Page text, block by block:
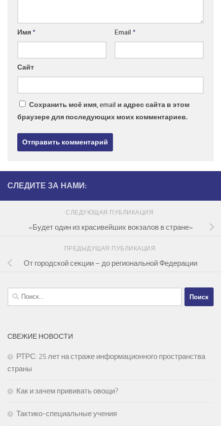
Имя* Email *
Сайт
Сохранить моё имя, email и адрес сайта в этом
браузере для последующих моих комментариев.
СЛЕДИТЕ ЗА НАМИ:
СЛЕДУЮЩАЯ ПУБЛИКАЦИЯ
«Будет один из красивейших вокзалов в стране»
ПРЕДЫДУЩАЯ ПУБЛИКАЦИЯ
От городской секции – до региональной Федерации
Найти:
СВЕЖИЕ НОВОСТИ
РТРС: 25 лет на страже информационного пространства
страны
Как и зачем прививать овощи?
Тактико-специальные учения